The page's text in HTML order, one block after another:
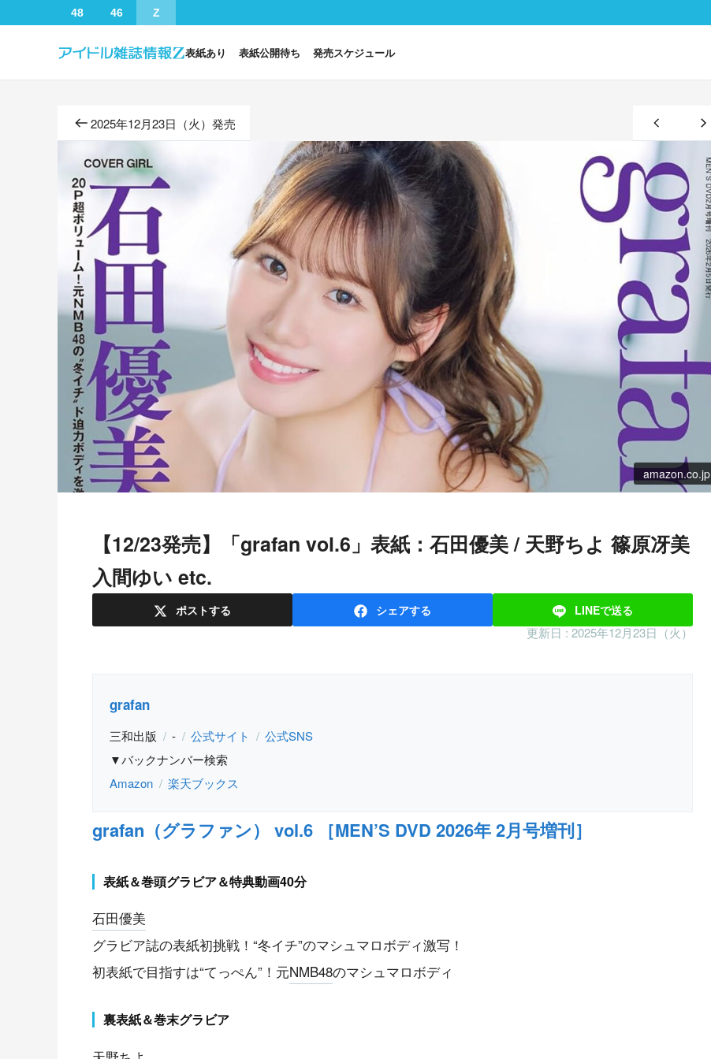
48 46 Z
表紙あり 表紙公開待ち 発売スケジュール
2025年12月23日（火）発売
amazon.co.jp
【12/23発売】「grafan vol.6」表紙：石田優美 / 天野ちよ 篠原冴美
入間ゆい etc.
ポストする シェアする LINEで送る
更新日 : 2025年12月23日（火）
grafan
三和出版 - 公式サイト
公式SNS
▼バックナンバー検索
Amazon
楽天ブックス
grafan（グラファン） vol.6 ［MEN’S DVD 2026年 2月号増刊］
表紙＆巻頭グラビア＆特典動画40分
石田優美
グラビア誌の表紙初挑戦！“冬イチ”のマシュマロボディ激写！
初表紙で目指すは“てっぺん”！元NMB48のマシュマロボディ
裏表紙＆巻末グラビア